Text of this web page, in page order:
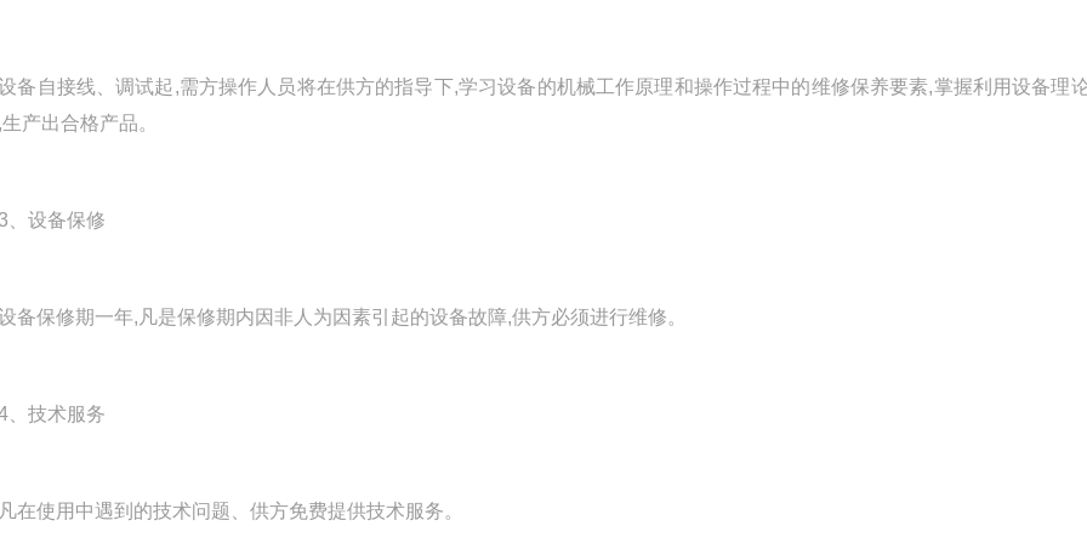
自接线、调试起,需方操作人员将在供方的指导下,学习设备的机械工作原理和操作过程中的维修保养要素,掌握利用设备理
产出合格产品。
设备保修
保修期一年,凡是保修期内因非人为因素引起的设备故障,供方必须进行维修。
技术服务
使用中遇到的技术问题、供方免费提供技术服务。